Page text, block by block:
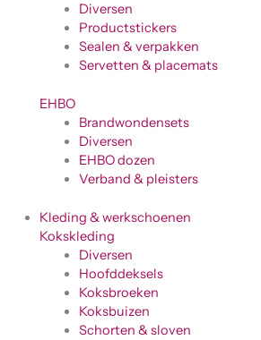
Diversen
Productstickers
Sealen & verpakken
Servetten & placemats
EHBO
Brandwondensets
Diversen
EHBO dozen
Verband & pleisters
Kleding & werkschoenen
Kokskleding
Diversen
Hoofddeksels
Koksbroeken
Koksbuizen
Schorten & sloven